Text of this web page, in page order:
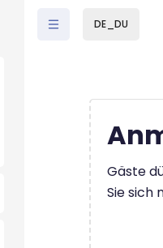
DE_DU
Gäste
Sie sich